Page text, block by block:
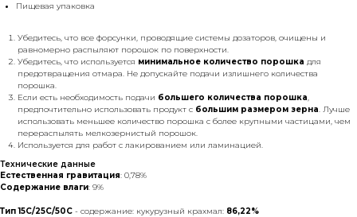
Пищевая упаковка
Убедитесь, что все форсунки, проводящие системы дозаторов, очищены и
равномерно распыляют порошок по поверхности.
Убедитесь, что используется минимальное количество порошка для
предотвращения отмара. Не допускайте подачи излишнего количества
порошка.
Если есть необходимость подачи большего количества порошка,
предпочтительно использовать продукт с большим размером зерна. Лучше
использовать меньшее количество порошка с более крупными частицами, чем
перераспылять мелкозернистый порошок.
Используется для работ с лакированием или ламинацией.
Технические данные
Естественная гравитация: 0,78%
Содержание влаги: 9%
Тип 15C/25C/50C - содержание: кукурузный крахмал: 86,22%